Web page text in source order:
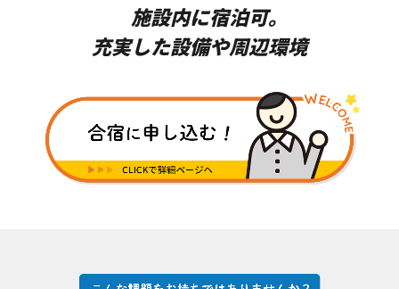
施設内に宿泊可。
充実した設備や周辺環境